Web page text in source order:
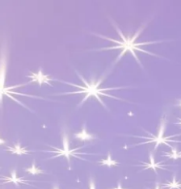
Que
Choisissez